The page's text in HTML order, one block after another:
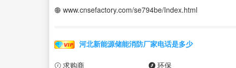
www.cnsefactory.com/se794be/Index.html
河北新能源储能消防厂家电话是多少
求购商 环保